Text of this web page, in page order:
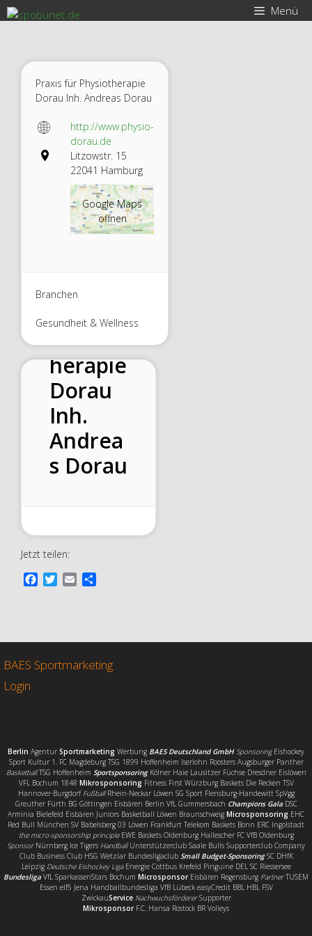
Zum
Inhalt
Menü
Praxis für Physiotherapie
Dorau Inh. Andreas Dorau
http://www.physio-
dorau.de
Litzowstr. 15
22041 Hamburg
Google Maps
öffnen
Branchen
Gesundheit & Wellness
Praxis
für
Physiot
herapie
Dorau
Inh.
Andrea
s Dorau
Jetzt teilen:
o
k
r
BAES Sportmarketing
Login
Berlin Agentur Sportmarketing Werbung BAES Deutschland GmbH SponsoringEishockey
Sport Kultur 1. FC Magdeburg TSG 1899 Hoffenheim Iserlohn Roosters Augsburger Panther
BasketballTSG Hoffenheim SportsponsoringKölner Haie Lausitzer Füchse Dresdner Eislöwen
VFL Bochum 1848 Mikrosponsoring Fitness First Würzburg Baskets Die Recken TSV
Hannover-Burgdorf FußballRhein-Neckar Löwen SG Sport Flensburg-Handewitt SpVgg
Greuther Fürth BG Göttingen Eisbären Berlin VfL Gummersbach Champions GalaDSC
Arminia Bielefeld Eisbären Juniors Basketball Löwen Braunschweig Microsponsoring EHC
Red Bull München SV Babelsberg 03 Löwen Frankfurt Telekom Baskets Bonn ERC Ingolstadt
the micro-sponsorship principleEWE Baskets Oldenburg Hallescher FC VfB Oldenburg
SponsorNürnberg Ice Tigers HandballUnterstützerclub Saale Bulls Supporterclub Company
Club Business Club HSG Wetzlar Bundesligaclub Small Budget-SponsoringSC DHfK
Leipzig Deutsche Eishockey LigaEnergie Cottbus Krefeld Pinguine DEL SC Riessersee
Bundesliga VfL SparkassenStars Bochum MicrosponsorEisbären Regensburg PartnerTUSEM
Essen elf5 Jena Handballbundesliga VfB Lübeck easyCredit BBL HBL FSV
ZwickauService NachwuchsfördererSupporter
MikrosponsorF.C. Hansa Rostock BR Volleys